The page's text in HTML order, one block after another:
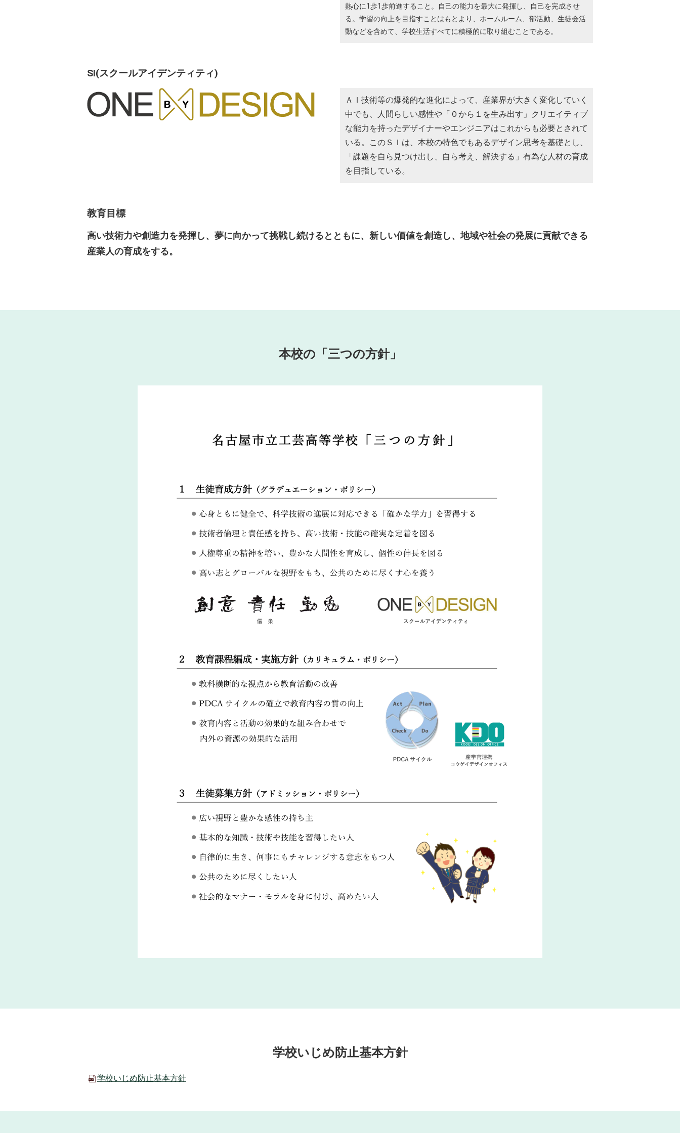
熱心に1歩1歩前進すること。自己の能力を最大に発揮し、自己を完成させ
る。学習の向上を目指すことはもとより、ホームルーム、部活動、生徒会活
動などを含めて、学校生活すべてに積極的に取り組むことである。
SI(スクールアイデンティティ)
ＡＩ技術等の爆発的な進化によって、産業界が大きく変化していく
中でも、人間らしい感性や「０から１を生み出す」クリエイティブ
な能力を持ったデザイナーやエンジニアはこれからも必要とされて
いる。このＳＩは、本校の特色でもあるデザイン思考を基礎とし、
「課題を自ら見つけ出し、自ら考え、解決する」有為な人材の育成
を目指している。
教育目標
高い技術力や創造力を発揮し、夢に向かって挑戦し続けるとともに、新しい価値を創造し、地域や社会の発展に貢献できる
産業人の育成をする。
本校の「三つの方針」
学校いじめ防止基本方針
学校いじめ防止基本方針